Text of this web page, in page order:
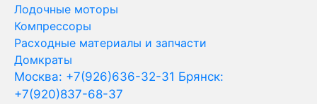
Лодочные моторы
Компрессоры
Расходные материалы и запчасти
Домкраты
Москва: +7(926)636-32-31 Брянск:
+7(920)837-68-37